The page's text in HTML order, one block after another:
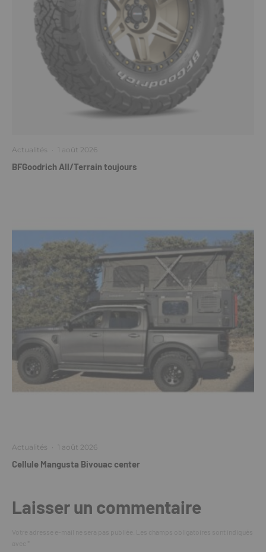
Actualités · 1 août 2026
BFGoodrich All/Terrain toujours
Actualités · 1 août 2026
Cellule Mangusta Bivouac center
Laisser un commentaire